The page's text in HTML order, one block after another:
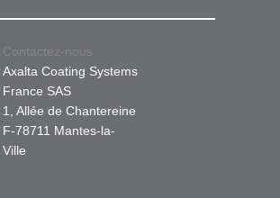
Contactez-nous
Axalta Coating Systems
France SAS
1, Allée de Chantereine
F-78711 Mantes-la-
Ville